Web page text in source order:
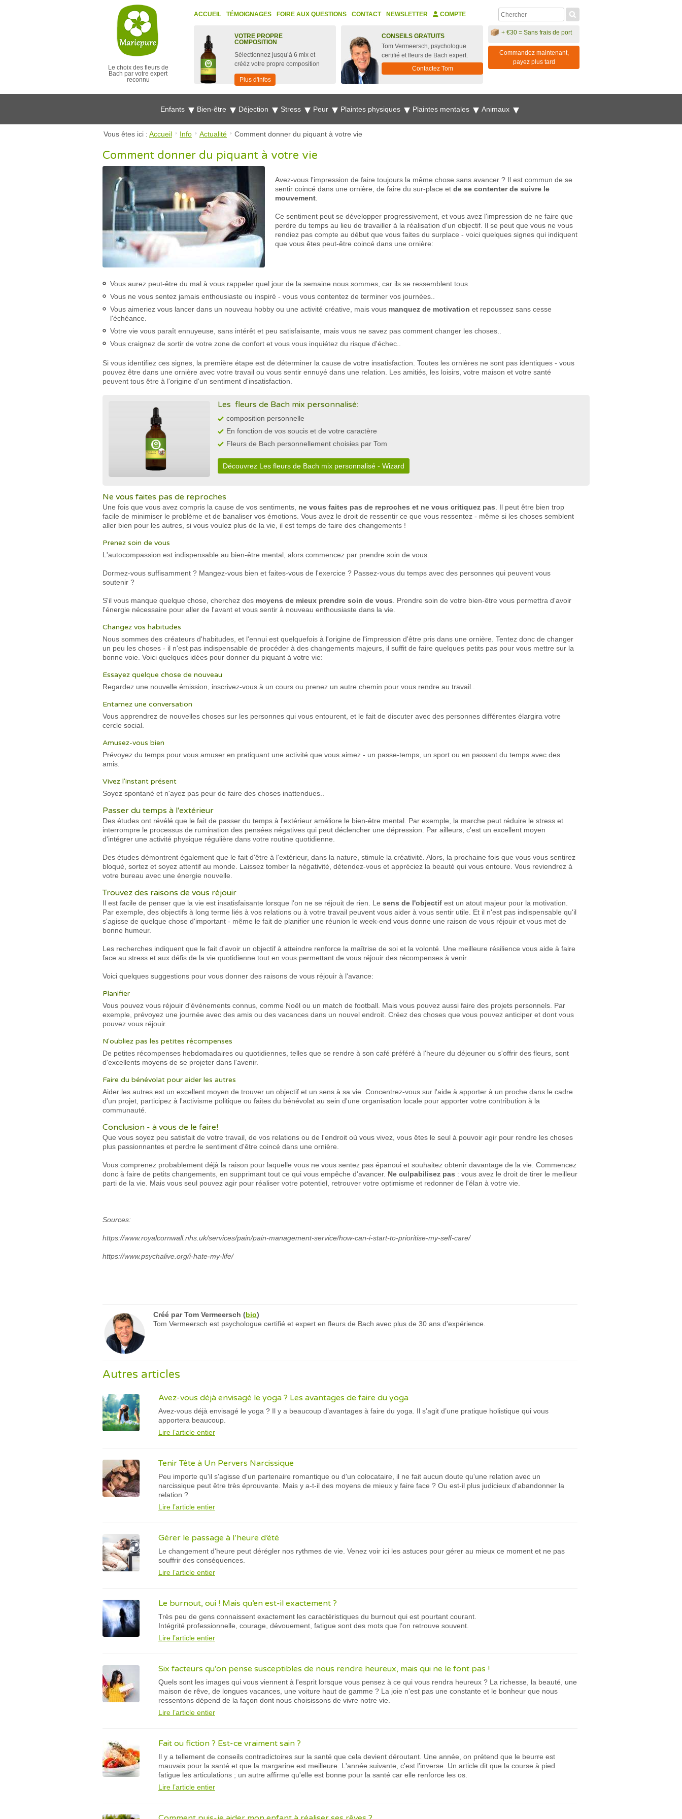
Le choix des fleurs de
Bach par votre expert
reconnu
ACCUEIL TÉMOIGNAGES FOIRE AUX QUESTIONS CONTACT NEWSLETTER COMPTE
VOTRE PROPRE
COMPOSITION
Sélectionnez jusqu’à 6 mix et
crééz votre propre composition
Plus d'infos
CONSEILS GRATUITS
Tom Vermeersch, psychologue
certifié et fleurs de Bach expert.
Contactez Tom
+ €30 = Sans frais de port
Commandez maintenant,
payez plus tard
Enfants Bien-être Déjection Stress Peur Plaintes physiques Plaintes mentales Animaux
Vous êtes ici : Accueil Info Actualité Comment donner du piquant à votre vie
Comment donner du piquant à votre vie
Avez-vous l'impression de faire toujours la même chose sans avancer ? Il est commun de se
sentir coincé dans une ornière, de faire du sur-place et de se contenter de suivre le
mouvement
Ce sentiment peut se développer progressivement, et vous avez l'impression de ne faire que
perdre du temps au lieu de travailler à la réalisation d'un objectif. Il se peut que vous ne vous
rendiez pas compte au début que vous faites du surplace - voici quelques signes qui indiquent
que vous êtes peut-être coincé dans une ornière:
Vous aurez peut-être du mal à vous rappeler quel jour de la semaine nous sommes, car ils se ressemblent tous.
Vous ne vous sentez jamais enthousiaste ou inspiré - vous vous contentez de terminer vos journées..
Vous aimeriez vous lancer dans un nouveau hobby ou une activité créative, mais vous manquez de motivation et repoussez sans cesse
l'échéance.
Votre vie vous paraît ennuyeuse, sans intérêt et peu satisfaisante, mais vous ne savez pas comment changer les choses..
Vous craignez de sortir de votre zone de confort et vous vous inquiétez du risque d'échec..
Si vous identifiez ces signes, la première étape est de déterminer la cause de votre insatisfaction. Toutes les ornières ne sont pas identiques - vous
pouvez être dans une ornière avec votre travail ou vous sentir ennuyé dans une relation. Les amitiés, les loisirs, votre maison et votre santé
peuvent tous être à l'origine d'un sentiment d'insatisfaction.
Les fleurs de Bach mix personnalisé:
composition personnelle
En fonction de vos soucis et de votre caractère
Fleurs de Bach personnellement choisies par Tom
Découvrez Les fleurs de Bach mix personnalisé - Wizard
Ne vous faites pas de reproches
Une fois que vous avez compris la cause de vos sentiments, ne vous faites pas de reproches et ne vous critiquez pas . Il peut être bien trop
facile de minimiser le problème et de banaliser vos émotions. Vous avez le droit de ressentir ce que vous ressentez - même si les choses semblent
aller bien pour les autres, si vous voulez plus de la vie, il est temps de faire des changements !
Prenez soin de vous
L'autocompassion est indispensable au bien-être mental, alors commencez par prendre soin de vous.
Dormez-vous suffisamment ? Mangez-vous bien et faites-vous de l'exercice ? Passez-vous du temps avec des personnes qui peuvent vous
soutenir ?
S'il vous manque quelque chose, cherchez des moyens de mieux prendre soin de vous . Prendre soin de votre bien-être vous permettra d'avoir
l'énergie nécessaire pour aller de l'avant et vous sentir à nouveau enthousiaste dans la vie.
Changez vos habitudes
Nous sommes des créateurs d'habitudes, et l'ennui est quelquefois à l'origine de l'impression d'être pris dans une ornière. Tentez donc de changer
un peu les choses - il n'est pas indispensable de procéder à des changements majeurs, il suffit de faire quelques petits pas pour vous mettre sur la
bonne voie. Voici quelques idées pour donner du piquant à votre vie:
Essayez quelque chose de nouveau
Regardez une nouvelle émission, inscrivez-vous à un cours ou prenez un autre chemin pour vous rendre au travail..
Entamez une conversation
Vous apprendrez de nouvelles choses sur les personnes qui vous entourent, et le fait de discuter avec des personnes différentes élargira votre
cercle social.
Amusez-vous bien
Prévoyez du temps pour vous amuser en pratiquant une activité que vous aimez - un passe-temps, un sport ou en passant du temps avec des
amis.
Vivez l'instant présent
Soyez spontané et n'ayez pas peur de faire des choses inattendues..
Passer du temps à l'extérieur
Des études ont révélé que le fait de passer du temps à l'extérieur améliore le bien-être mental. Par exemple, la marche peut réduire le stress et
interrompre le processus de rumination des pensées négatives qui peut déclencher une dépression. Par ailleurs, c'est un excellent moyen
d'intégrer une activité physique régulière dans votre routine quotidienne.
Des études démontrent également que le fait d'être à l'extérieur, dans la nature, stimule la créativité. Alors, la prochaine fois que vous vous sentirez
bloqué, sortez et soyez attentif au monde. Laissez tomber la négativité, détendez-vous et appréciez la beauté qui vous entoure. Vous reviendrez à
votre bureau avec une énergie nouvelle.
Trouvez des raisons de vous réjouir
Il est facile de penser que la vie est insatisfaisante lorsque l'on ne se réjouit de rien. Le sens de l'objectif est un atout majeur pour la motivation.
Par exemple, des objectifs à long terme liés à vos relations ou à votre travail peuvent vous aider à vous sentir utile. Et il n'est pas indispensable qu'il
s'agisse de quelque chose d'important - même le fait de planifier une réunion le week-end vous donne une raison de vous réjouir et vous met de
bonne humeur.
Les recherches indiquent que le fait d'avoir un objectif à atteindre renforce la maîtrise de soi et la volonté. Une meilleure résilience vous aide à faire
face au stress et aux défis de la vie quotidienne tout en vous permettant de vous réjouir des récompenses à venir.
Voici quelques suggestions pour vous donner des raisons de vous réjouir à l'avance:
Planifier
Vous pouvez vous réjouir d'événements connus, comme Noël ou un match de football. Mais vous pouvez aussi faire des projets personnels. Par
exemple, prévoyez une journée avec des amis ou des vacances dans un nouvel endroit. Créez des choses que vous pouvez anticiper et dont vous
pouvez vous réjouir.
N'oubliez pas les petites récompenses
De petites récompenses hebdomadaires ou quotidiennes, telles que se rendre à son café préféré à l'heure du déjeuner ou s'offrir des fleurs, sont
d'excellents moyens de se projeter dans l'avenir.
Faire du bénévolat pour aider les autres
Aider les autres est un excellent moyen de trouver un objectif et un sens à sa vie. Concentrez-vous sur l'aide à apporter à un proche dans le cadre
d'un projet, participez à l'activisme politique ou faites du bénévolat au sein d'une organisation locale pour apporter votre contribution à la
communauté.
Conclusion - à vous de le faire!
Que vous soyez peu satisfait de votre travail, de vos relations ou de l'endroit où vous vivez, vous êtes le seul à pouvoir agir pour rendre les choses
plus passionnantes et perdre le sentiment d'être coincé dans une ornière.
Vous comprenez probablement déjà la raison pour laquelle vous ne vous sentez pas épanoui et souhaitez obtenir davantage de la vie. Commencez
donc à faire de petits changements, en supprimant tout ce qui vous empêche d'avancer. Ne culpabilisez pas : vous avez le droit de tirer le meilleur
parti de la vie. Mais vous seul pouvez agir pour réaliser votre potentiel, retrouver votre optimisme et redonner de l'élan à votre vie.
Sources:
https://www.royalcornwall.nhs.uk/services/pain/pain-management-service/how-can-i-start-to-prioritise-my-self-care/
https://www.psychalive.org/i-hate-my-life/
Créé parTom Vermeersch (bio)
Tom Vermeersch est psychologue certifié et expert en fleurs de Bach avec plus de 30 ans d'expérience.
Autres articles
Avez-vous déjà envisagé le yoga ? Les avantages de faire du yoga
Avez-vous déjà envisagé le yoga ? Il y a beaucoup d’avantages à faire du yoga. Il s’agit d’une pratique holistique qui vous
apportera beaucoup.
Lire l’article entier
Tenir Tête à Un Pervers Narcissique
Peu importe qu'il s'agisse d'un partenaire romantique ou d'un colocataire, il ne fait aucun doute qu'une relation avec un
narcissique peut être très éprouvante. Mais y a-t-il des moyens de mieux y faire face ? Ou est-il plus judicieux d'abandonner la
relation ?
Lire l’article entier
Gérer le passage à l’heure d’été
Le changement d'heure peut dérégler nos rythmes de vie. Venez voir ici les astuces pour gérer au mieux ce moment et ne pas
souffrir des conséquences.
Lire l’article entier
Le burnout, oui ! Mais qu’en est-il exactement ?
Très peu de gens connaissent exactement les caractéristiques du burnout qui est pourtant courant.
Intégrité professionnelle, courage, dévouement, fatigue sont des mots que l’on retrouve souvent.
Lire l’article entier
Six facteurs qu'on pense susceptibles de nous rendre heureux, mais qui ne le font pas !
Quels sont les images qui vous viennent à l'esprit lorsque vous pensez à ce qui vous rendra heureux ? La richesse, la beauté, une
maison de rêve, de longues vacances, une voiture haut de gamme ? La joie n'est pas une constante et le bonheur que nous
ressentons dépend de la façon dont nous choisissons de vivre notre vie.
Lire l’article entier
Fait ou fiction ? Est-ce vraiment sain ?
Il y a tellement de conseils contradictoires sur la santé que cela devient déroutant. Une année, on prétend que le beurre est
mauvais pour la santé et que la margarine est meilleure. L'année suivante, c'est l'inverse. Un article dit que la course à pied
fatigue les articulations ; un autre affirme qu'elle est bonne pour la santé car elle renforce les os.
Lire l’article entier